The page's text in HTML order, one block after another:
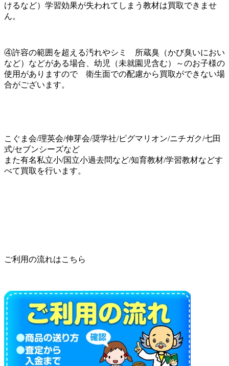
けるなど）学習効果が失われてしまう教材は買取できませ
ん。
④許容の範囲を超える汚れやシミ 所蔵臭（かび臭いにおい
など）などがある場合、幼児（未就園児含む）～のお子様の
使用がありますので 衛生面での配慮から買取ができない場
合がございます。
こぐま会/理英会/伸芽会/奨学社/ピグマリオン/ニチガク/七田
式/セブンシーズなど
また有名私立小/国立小過去問など/知育教材/学習教材などす
べて買取を行います。
ご利用の流れはこちら